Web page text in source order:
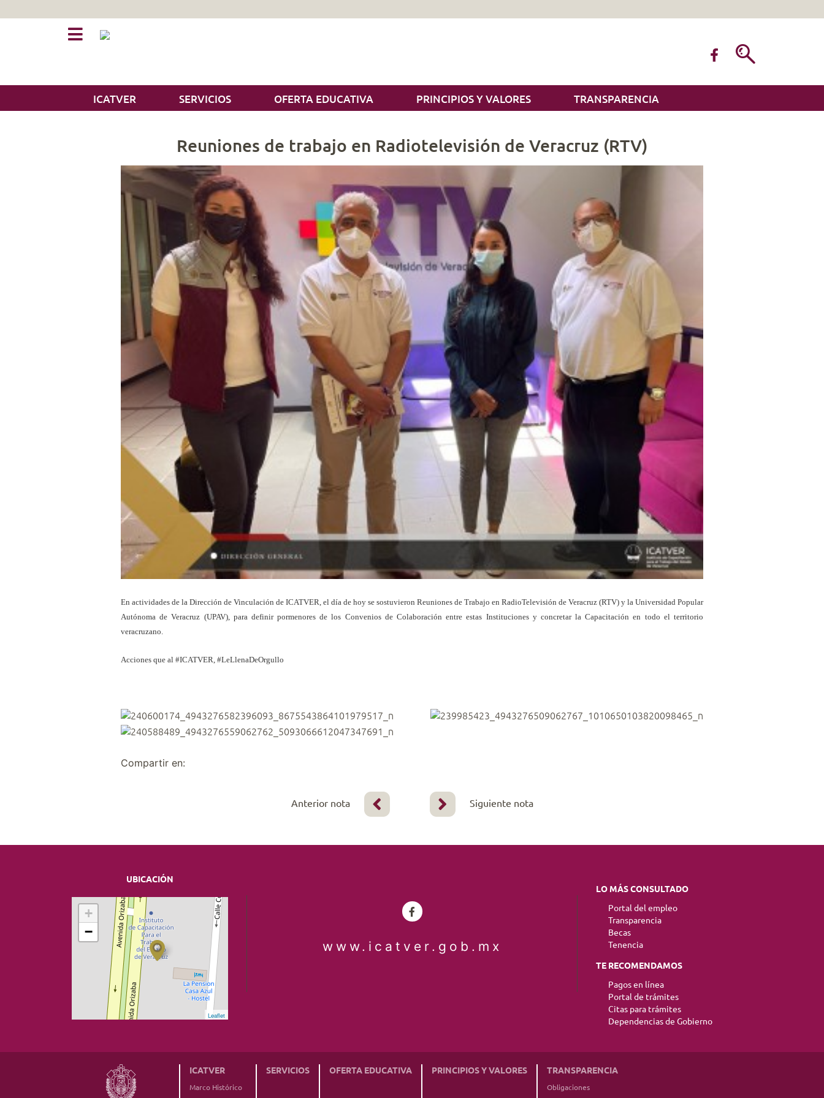
ICATVER SERVICIOS OFERTA EDUCATIVA PRINCIPIOS Y VALORES TRANSPARENCIA
Reuniones de trabajo en Radiotelevisión de Veracruz (RTV)
En actividades de la Dirección de Vinculación de ICATVER, el día de hoy se sostuvieron Reuniones de Trabajo en RadioTelevisión de Veracruz (RTV) y la Universidad Popular
Autónoma de Veracruz (UPAV), para definir pormenores de los Convenios de Colaboración entre estas Instituciones y concretar la Capacitación en todo el territorio
veracruzano.
Acciones que al #ICATVER, #LeLlenaDeOrgullo
Compartir en:
Anterior nota Siguiente nota
UBICACIÓN
+
−
Leaflet
www.icatver.gob.mx
LO MÁS CONSULTADO
Portal del empleo
Transparencia
Becas
Tenencia
TE RECOMENDAMOS
Pagos en línea
Portal de trámites
Citas para trámites
Dependencias de Gobierno
ICATVER
Marco Histórico
SERVICIOS OFERTA EDUCATIVA PRINCIPIOS Y VALORES TRANSPARENCIA
Obligaciones